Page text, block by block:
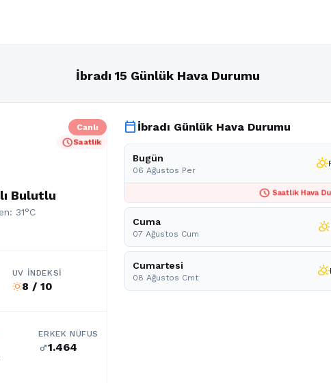
İbradı 15 Günlük Hava Durumu
Canlı
scheduleSaatlik
Bulutlu
31°C
UV İNDEKSI
wb_sunny8 / 10
ERKEK NÜFUS
male1.464
calendar_today İbradı Günlük Hava Durumu
Bugün
06 Ağustos Per partly_cloudy_day
schedule Saatlik Hava
Cuma
07 Ağustos Cum partly_cloudy_day
Cumartesi
08 Ağustos Cmt partly_cloudy_day